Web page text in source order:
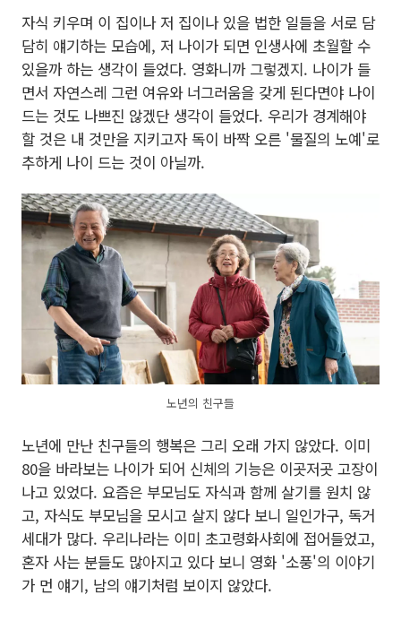
자식 키우며 이 집이나 저 집이나 있을 법한 일들을 서로 담
담히 얘기하는 모습에, 저 나이가 되면 인생사에 초월할 수
있을까 하는 생각이 들었다. 영화니까 그렇겠지. 나이가 들
면서 자연스레 그런 여유와 너그러움을 갖게 된다면야 나이
드는 것도 나쁘진 않겠단 생각이 들었다. 우리가 경계해야
할 것은 내 것만을 지키고자 독이 바짝 오른 '물질의 노예'로
추하게 나이 드는 것이 아닐까.
노년의 친구들
노년에 만난 친구들의 행복은 그리 오래 가지 않았다. 이미
80을 바라보는 나이가 되어 신체의 기능은 이곳저곳 고장이
나고 있었다. 요즘은 부모님도 자식과 함께 살기를 원치 않
고, 자식도 부모님을 모시고 살지 않다 보니 일인가구, 독거
세대가 많다. 우리나라는 이미 초고령화사회에 접어들었고,
혼자 사는 분들도 많아지고 있다 보니 영화 '소풍'의 이야기
가 먼 얘기, 남의 얘기처럼 보이지 않았다.